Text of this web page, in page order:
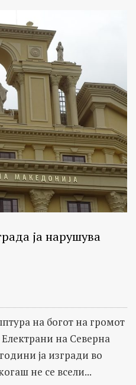
ја нарушува
на богот на громот
на Северна
ја изгради во
не се всели...